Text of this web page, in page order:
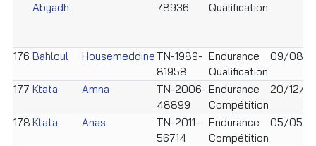
Abyadh
78936
Qualification
176 Bahloul Housemeddine TN-1989-
81958
Endurance
Qualification
09/08/
177 Ktata Amna
TN-2006-
48899
Endurance
Compétition
20/12/
178 Ktata Anas
TN-2011-
56714
Endurance
Compétition
05/05/